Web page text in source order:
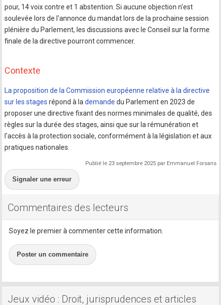
pour, 14 voix contre et 1 abstention. Si aucune objection n'est
soulevée lors de l'annonce du mandat lors de la prochaine session
plénière du Parlement, les discussions avec le Conseil sur la forme
finale de la directive pourront commencer.
Contexte
La proposition de la Commission européenne relative à la directive
sur les stages répond à lademande du Parlement en 2023 de
proposer une directive fixant des normes minimales de qualité, des
règles sur la durée des stages, ainsi que sur la rémunération et
l'accès à la protection sociale, conformément à la législation et aux
pratiques nationales.
Publié le 23 septembre 2025 par Emmanuel Forsans
Signaler une erreur
Commentaires des lecteurs
Soyez le premier à commenter cette information.
Poster un commentaire
Jeux vidéo : Droit, jurisprudences et articles